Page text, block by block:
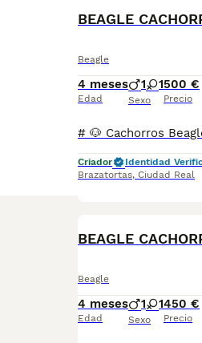
BEAGLE
Beagle
4 meses
Edad
1 1
Sexo
500 €
Precio
Criador
Identidad
Brazatortas, Ciudad Real
BEAGLE
Beagle
4 meses
Edad
1 1
Sexo
450 €
Precio